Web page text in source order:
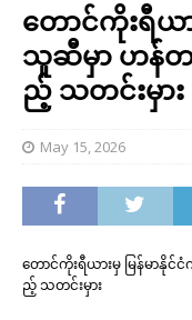
တောင်ကိုးရီယာ
သူဆီမှာ ဟန်တ
ည့် သတင်းမှား
May 15, 2026
တောင်ကိုးရီယားမှ မြန်မာနို
ည့် သတင်းမှား